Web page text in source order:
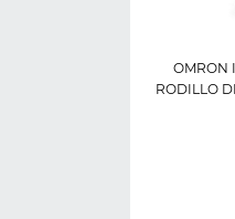
OMRON
RODILLO